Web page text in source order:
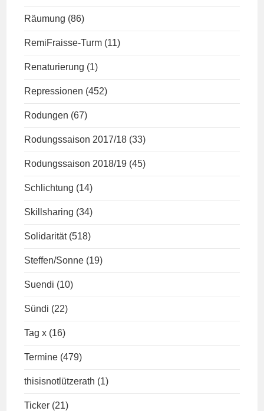
Räumung (86)
RemiFraisse-Turm (11)
Renaturierung (1)
Repressionen (452)
Rodungen (67)
Rodungssaison 2017/18 (33)
Rodungssaison 2018/19 (45)
Schlichtung (14)
Skillsharing (34)
Solidarität (518)
Steffen/Sonne (19)
Suendi (10)
Sündi (22)
Tag x (16)
Termine (479)
thisisnotlützerath (1)
Ticker (21)